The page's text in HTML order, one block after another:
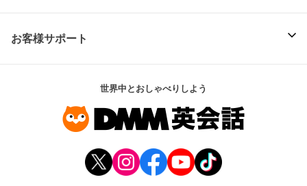
お客様サポート
世界中とおしゃべりしよう